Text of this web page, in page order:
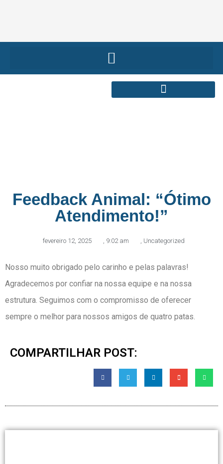
Feedback Animal: “Ótimo
Atendimento!”
fevereiro 12, 2025 , 9:02 am , Uncategorized
Nosso muito obrigado pelo carinho e pelas palavras!
Agradecemos por confiar na nossa equipe e na nossa
estrutura. Seguimos com o compromisso de oferecer
sempre o melhor para nossos amigos de quatro patas.
COMPARTILHAR POST: